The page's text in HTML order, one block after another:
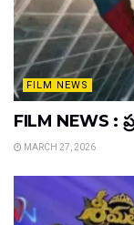
FILM NEWS
FILM NEWS :
MARCH 27, 2026